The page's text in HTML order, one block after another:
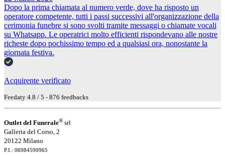
Dopo la prima chiamata al numero verde, dove ha risposto un
operatore competente, tutti i passi successivi all'organizzazione della
cerimonia funebre si sono svolti tramite messaggi o chiamate vocali
su Whatsapp. Le operatrici molto efficienti rispondevano alle nostre
richeste dopo pochissimo tempo ed a qualsiasi ora, nonostante la
giornata festiva.
Acquirente verificato
Feedaty 4.8 / 5 - 876 feedbacks
Outlet del Funerale® srl
Galleria del Corso, 2
20122 Milano
P.I.: 06984590965